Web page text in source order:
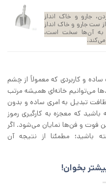
جارو و خاک انداز
ست جارو و خاک انداز
به آن‌ها سخت است،
و کاربردی که معمولاً از چشم
می‌توانیم خانه‌ای همیشه مرتب
تبدیل به امری ساده و بدون
که معجزه به ‌کارگیری رموز
فوت‌ و فن‌ها نمایان می‌شود. اگر
باشید؛ مطمئنا از نتیجه آن
بخوان!